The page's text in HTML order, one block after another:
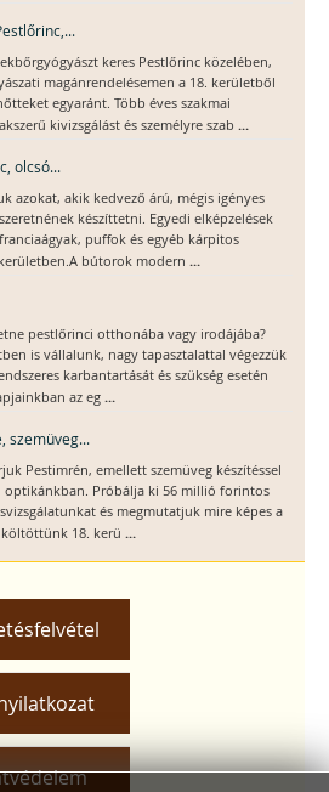
keres Pestlőrinc közelében,
magánrendelésemen a 18. kerületből
egyaránt. Több éves szakmai
kivizsgálást és személyre szab ...
olcsó...
azokat, akik kedvező árú, mégis igényes
készíttetni. Egyedi elképzelések
puffok és egyéb kárpitos
bútorok modern ...
pestlőrinci otthonába vagy irodájába?
is vállalunk, nagy tapasztalattal végezzük
karbantartását és szükség esetén
az eg ...
szemüveg...
Pestimrén, emellett szemüveg készítéssel
optikánkban. Próbálja ki 56 millió forintos
és megmutatjuk mire képes a
költöttünk 18. kerü ...